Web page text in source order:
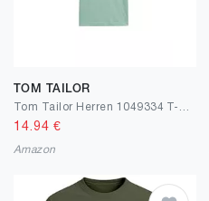
TOM TAILOR
14.94 €
Amazon